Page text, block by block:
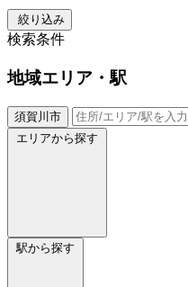
絞り込み
検索条件
地域エリア・駅
須賀川市
エリアから探す
駅から探す